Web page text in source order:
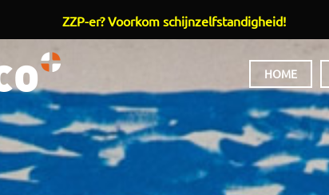
HOOFDMENU HOME
ZZP-er? Voorkom schijnzelfstandigheid!